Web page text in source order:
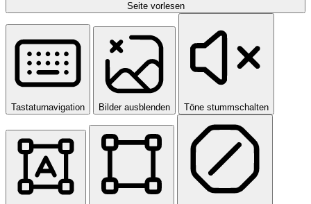
Seite vorlesen
Tastaturnavigation Bilder ausblenden Töne stummschalten